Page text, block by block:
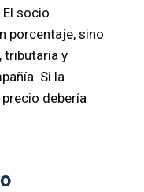
socio
porcentaje, sino
tributaria y
Si la
debería